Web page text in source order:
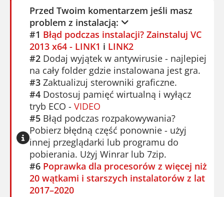
Przed Twoim komentarzem jeśli masz
problem z instalacją:
#1 Błąd podczas instalacji? Zainstaluj VC
2013 x64 - LINK1 i LINK2
#2 Dodaj wyjątek w antywirusie - najlepiej
na cały folder gdzie instalowana jest gra.
#3 Zaktualizuj sterowniki graficzne.
#4 Dostosuj pamięć wirtualną i wyłącz
tryb ECO - VIDEO
#5 Błąd podczas rozpakowywania?
Pobierz błędną część ponownie - użyj
innej przeglądarki lub programu do
pobierania. Użyj Winrar lub 7zip.
#6 Poprawka dla procesorów z więcej niż
20 wątkami i starszych instalatorów z lat
2017–2020